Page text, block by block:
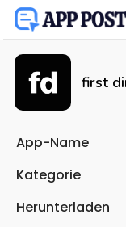
first
App-Name
Kategorie
Herunterladen